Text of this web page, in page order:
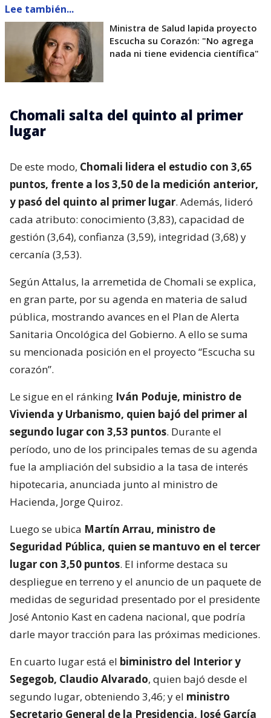
Lee también...
Ministra de Salud lapida proyecto
Escucha su Corazón: "No agrega
nada ni tiene evidencia científica"
Chomali salta del quinto al primer
lugar
De este modo, Chomali lidera el estudio con 3,65
puntos, frente a los 3,50 de la medición anterior,
y pasó del quinto al primer lugar. Además, lideró
cada atributo: conocimiento (3,83), capacidad de
gestión (3,64), confianza (3,59), integridad (3,68) y
cercanía (3,53).
Según Attalus, la arremetida de Chomali se explica,
en gran parte, por su agenda en materia de salud
pública, mostrando avances en el Plan de Alerta
Sanitaria Oncológica del Gobierno. A ello se suma
su mencionada posición en el proyecto “Escucha su
corazón”.
Le sigue en el ránking Iván Poduje, ministro de
Vivienda y Urbanismo, quien bajó del primer al
segundo lugar con 3,53 puntos. Durante el
período, uno de los principales temas de su agenda
fue la ampliación del subsidio a la tasa de interés
hipotecaria, anunciada junto al ministro de
Hacienda, Jorge Quiroz.
Luego se ubica Martín Arrau, ministro de
Seguridad Pública, quien se mantuvo en el tercer
lugar con 3,50 puntos. El informe destaca su
despliegue en terreno y el anuncio de un paquete de
medidas de seguridad presentado por el presidente
José Antonio Kast en cadena nacional, que podría
darle mayor tracción para las próximas mediciones.
En cuarto lugar está el biministro del Interior y
Segegob, Claudio Alvarado, quien bajó desde el
segundo lugar, obteniendo 3,46; y el ministro
Secretario General de la Presidencia, José García